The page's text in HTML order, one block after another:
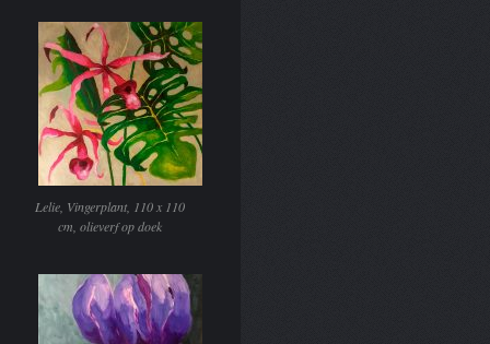
Lelie, Vingerplant, 110 x 110
cm, olieverf op doek